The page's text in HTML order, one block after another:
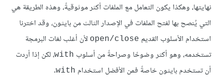
نهايتها، وهكذا يكون التعامل مع الملفات أكثر موثوقيةً، وهذه الطريقة هي
التي يُنصح بها لفتح الملفات في الإصدار الثالث من بايثون، وقد اخترنا
استخدام الأسلوب القديم open/close لأن أغلب لغات البرمجة
تستخدمه، وهو أكثر وضوحًا وصراحةً من أسلوب with، لكن إذا أردت
أن تستخدم بايثون خاصةً فمن الأفضل استخدام with
.